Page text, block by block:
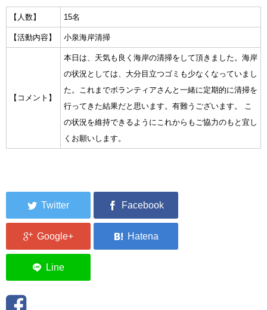
【人数】 15名
【活動内容】 小泉海岸清掃
【コメント】
本日は、天気も良く海岸の清掃をして頂きました。海岸
の状況としては、大分目立つゴミも少なくなっていまし
た。これまでボランティアさんと一緒に定期的に清掃を
行ってきた結果だと思います。有難うございます。 こ
の状況を維持できるようにこれからもご協力のもと宜し
くお願いします。
集中捜索活動の記録
ボランティア募集要項
ボランティアさん集合写真館
被災者支援活動【休止中】
港町の縫いっ娘ぶらぐ
港町の編みっ娘ぶらぐ
KRA BLOG
リンク
お問い合わせ